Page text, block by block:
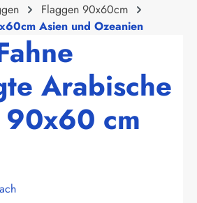
Flaggen 90x60cm
Asien und Ozeanien
Arabische
90x60 cm